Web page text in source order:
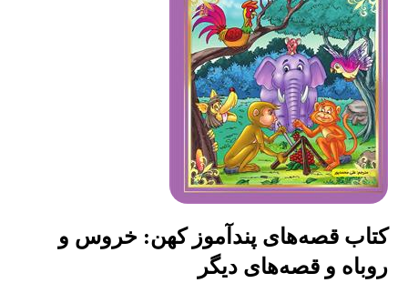
کتاب قصه‌های پندآموز کهن: خروس و
روباه و قصه‌های دیگر